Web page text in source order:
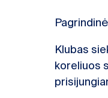
Klubas
koreliuos